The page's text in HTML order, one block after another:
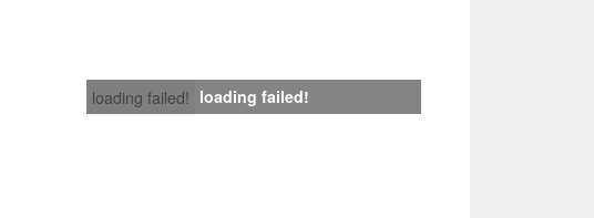
loading failed! loading failed!